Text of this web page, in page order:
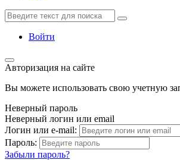
Войти
Авторизация на сайте
Вы можете использовать свою учетную
Неверный пароль
Неверный логин или email
Логин или e-mail:
Пароль:
Забыли пароль?